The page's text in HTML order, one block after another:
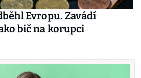
Evropu. Zavádí
bič na korupci